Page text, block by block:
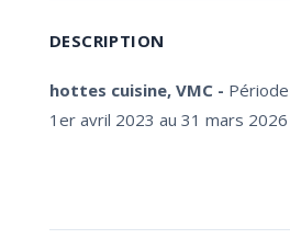
DESCRIPTION
hottes cuisine, VMC -
1er avril 2023 au 31 mars 2026